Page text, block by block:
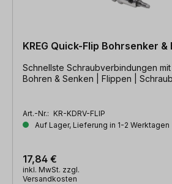
KREG Quick-Flip Bohrsenker &
Schnellste Schraubverbindungen mit
Bohren & Senken | Flippen |
Art.-Nr.: KR-KDRV-FLIP
Auf Lager, Lieferung in 1-2 Werktagen
17,84 €
inkl. MwSt. zzgl.
Versandkosten